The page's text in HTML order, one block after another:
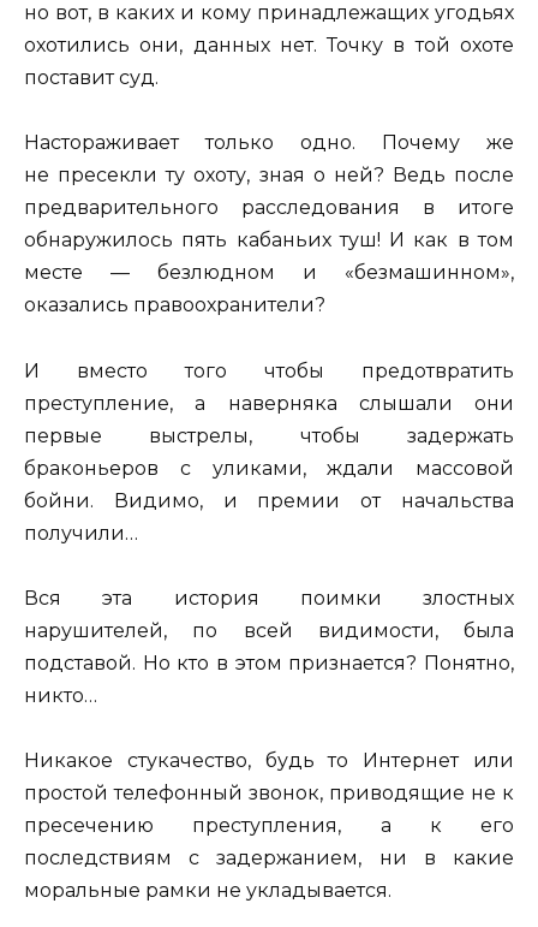
но вот, в каких и кому принадлежащих угодьях
охотились они, данных нет. Точку в той охоте
поставит суд.
Настораживает только одно. Почему же
не пресекли ту охоту, зная о ней? Ведь после
предварительного расследования в итоге
обнаружилось пять кабаньих туш! И как в том
месте — безлюдном и «безмашинном»,
оказались правоохранители?
И вместо того чтобы предотвратить
преступление, а наверняка слышали они
первые выстрелы, чтобы задержать
браконьеров с уликами, ждали массовой
бойни. Видимо, и премии от начальства
получили…
Вся эта история поимки злостных
нарушителей, по всей видимости, была
подставой. Но кто в этом признается? Понятно,
никто…
Никакое стукачество, будь то Интернет или
простой телефонный звонок, приводящие не к
пресечению преступления, а к его
последствиям с задержанием, ни в какие
моральные рамки не укладывается.